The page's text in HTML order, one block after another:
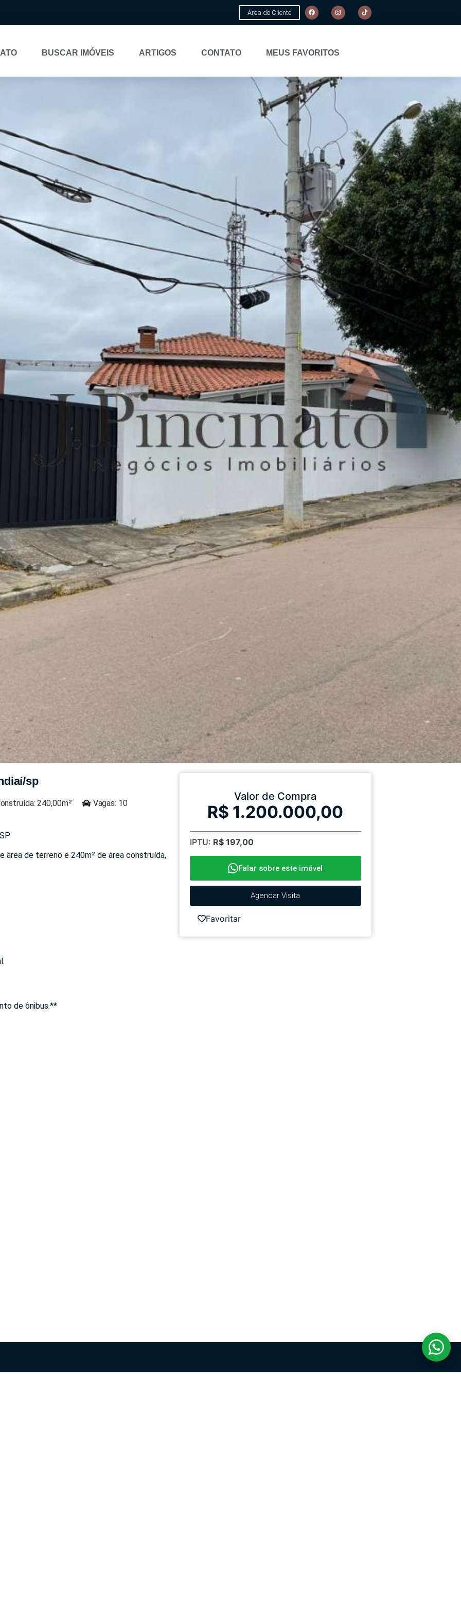
Área do Cliente
BUSCAR IMÓVEIS ARTIGOS CONTATO MEUS FAVORITOS
sp
240,00m²
Vagas: 10
de terreno e 240m² de área construída,
de ônibus.**
Valor de Compra
R$ 1.200.000,00
IPTU: R$ 197,00
Falar sobre este imóvel
Agendar Visita
Favoritar